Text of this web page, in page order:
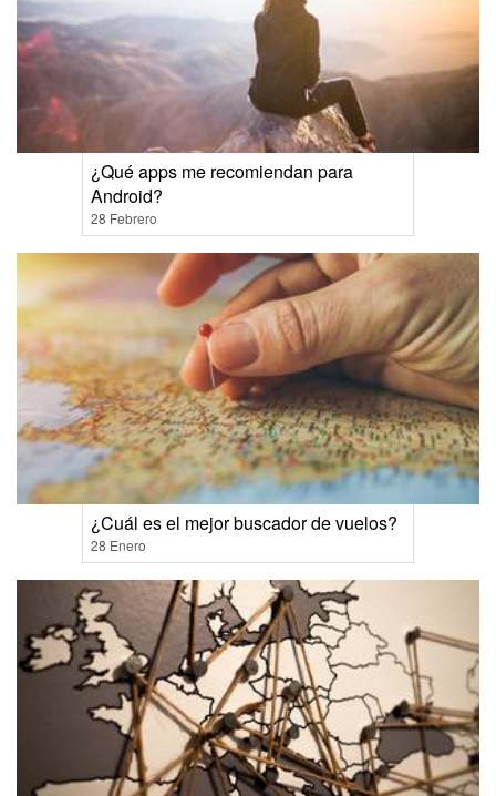
¿Qué apps me recomiendan para
Android?
28 Febrero
¿Cuál es el mejor buscador de vuelos?
28 Enero